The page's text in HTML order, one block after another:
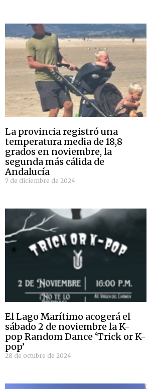
La provincia registró una
temperatura media de 18,8
grados en noviembre, la
segunda más cálida de
Andalucía
7 de diciembre de 2024
El Lago Marítimo acogerá el
sábado 2 de noviembre la K-
pop Random Dance ‘Trick or K-
pop’
28 de octubre de 2024